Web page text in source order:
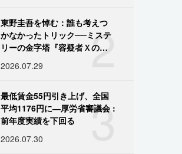
2
東野圭吾を悼む：誰も考えつ
かなかったトリック──ミステ
リーの金字塔『容疑者Ｘの献
2026.07.29
3
最低賃金55円引き上げ、全国
平均1176円に―厚労省審議会 :
前年度実績を下回る
2026.07.30